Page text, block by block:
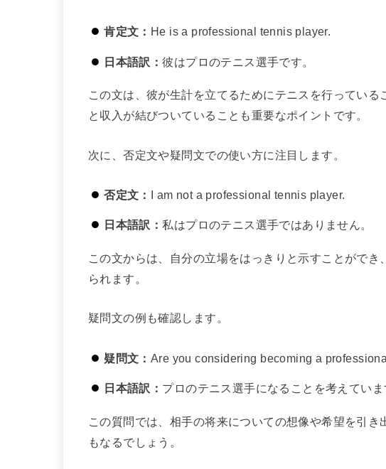
肯定文： He is a professional tennis player.
日本語訳：彼はプロのテニス選手です。
この文は、彼が生計を立てるためにテニスを行ってい
と収入が結びついていることも重要なポイントです。
次に、否定文や疑問文での使い方に注目します。
否定文： I am not a professional tennis player.
日本語訳：私はプロのテニス選手ではありません。
この文からは、自分の立場をはっきりと示すことができ
られます。
疑問文の例も確認します。
疑問文： Are you considering becoming a
日本語訳： プロのテニス選手になることを考えていま
この質問では、相手の将来についての想像や希望を引
もなるでしょう。